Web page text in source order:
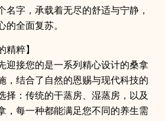
名字，承载着无尽的舒适与宁静，
全面复苏。
精粹】
迎接您的是一系列精心设计的桑拿
，结合了自然的恩赐与现代科技的
择：传统的干蒸房、湿蒸房，以及
，每一种都能满足您不同的养生需